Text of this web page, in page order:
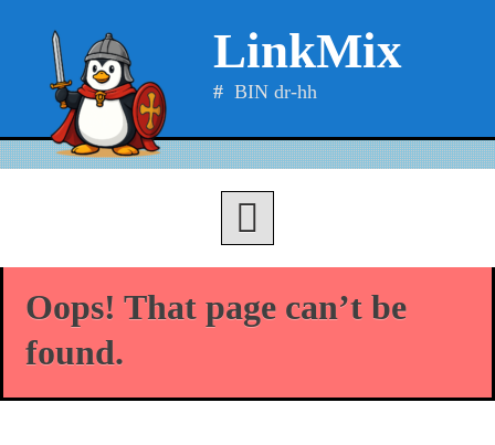
content
LinkMix
BIN dr-hh
Oops! That page can’t be
found.